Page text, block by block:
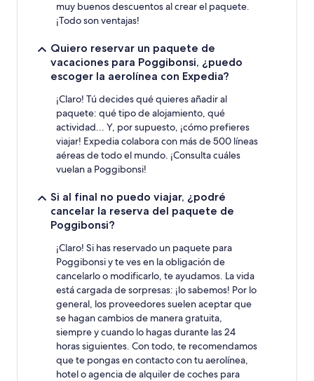
muy buenos descuentos al crear el paquete.
¡Todo son ventajas!
Quiero reservar un paquete de
vacaciones para Poggibonsi, ¿puedo
escoger la aerolínea con Expedia?
¡Claro! Tú decides qué quieres añadir al
paquete: qué tipo de alojamiento, qué
actividad... Y, por supuesto, ¡cómo prefieres
viajar! Expedia colabora con más de 500 líneas
aéreas de todo el mundo. ¡Consulta cuáles
vuelan a Poggibonsi!
Si al final no puedo viajar, ¿podré
cancelar la reserva del paquete de
Poggibonsi?
¡Claro! Si has reservado un paquete para
Poggibonsi y te ves en la obligación de
cancelarlo o modificarlo, te ayudamos. La vida
está cargada de sorpresas: ¡lo sabemos! Por lo
general, los proveedores suelen aceptar que
se hagan cambios de manera gratuita,
siempre y cuando lo hagas durante las 24
horas siguientes. Con todo, te recomendamos
que te pongas en contacto con tu aerolínea,
hotel o agencia de alquiler de coches para